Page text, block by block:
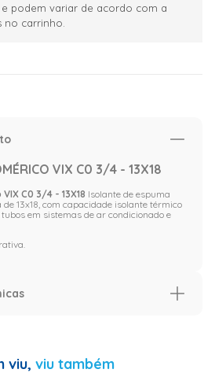
podem variar de acordo com a
carrinho.
VIX C0 3/4 - 13X18
C0 3/4 - 13X18 Isolante de espuma
13x18, com capacidade isolante térmico
em sistemas de ar condicionado e
viu, viu também